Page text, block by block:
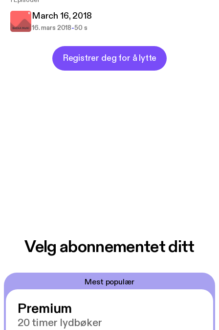
March 16, 2018
16. mars 2018-50 s
Registrer deg for å lytte
Velg abonnementet ditt
Mest populær
Premium
20 timer lydbøker